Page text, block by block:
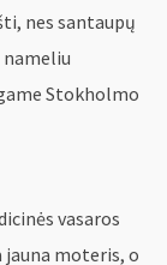
nes santaupų
Stokholmo
vasaros
jauna moteris, o